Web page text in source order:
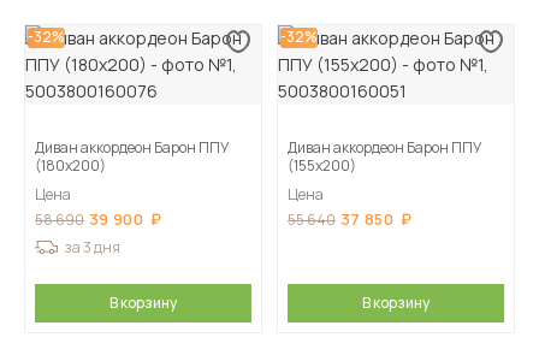
-32%
Диван аккордеон Барон ППУ
(180х200)
Цена
58 690 39 900
за 3 дня
В корзину
-32%
Диван аккордеон Барон ППУ
(155х200)
Цена
55 640 37 850
В корзину